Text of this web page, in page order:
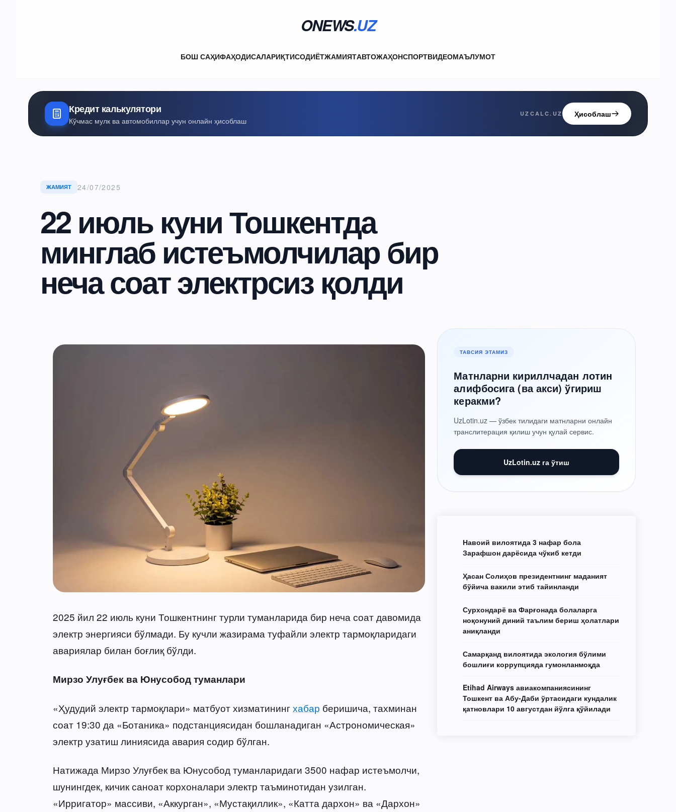
ONEWS.UZ
БОШ САҲИФАҲОДИСАЛАРИҚТИСОДИЁТЖАМИЯТАВТОЖАҲОНСПОРТВИДЕОМАЪЛУМОТ
Кредит калькулятори
Кўчмас мулк ва автомобиллар учун онлайн ҳисоблаш
UZCALC.UZ Ҳисоблаш
ЖАМИЯТ 24/07/2025
22 июль куни Тошкентда
минглаб истеъмолчилар бир
неча соат электрсиз қолди
2025 йил 22 июль куни Тошкентнинг турли туманларида бир неча соат давомида
электр энергияси бўлмади. Бу кучли жазирама туфайли электр тармоқларидаги
авариялар билан боғлиқ бўлди.
Мирзо Улуғбек ва Юнусобод туманлари
«Ҳудудий электр тармоқлари» матбуот хизматинингхабар беришича, тахминан
соат 19:30 да «Ботаника» подстанциясидан бошланадиган «Астрономическая»
электр узатиш линиясида авария содир бўлган.
Натижада Мирзо Улуғбек ва Юнусобод туманларидаги 3500 нафар истеъмолчи,
шунингдек, кичик саноат корхоналари электр таъминотидан узилган.
«Ирригатор» массиви, «Аккурган», «Мустақиллик», «Катта дархон» ва «Дархон»
ТАВСИЯ ЭТАМИЗ
Матнларни кириллчадан лотин
алифбосига (ва акси) ўгириш
керакми?
UzLotin.uz — ўзбек тилидаги матнларни онлайн
транслитерация қилиш учун қулай сервис.
UzLotin.uz га ўтиш
Навоий вилоятида 3 нафар бола
Зарафшон дарёсида чўкиб кетди
Ҳасан Солиҳов президентнинг маданият
бўйича вакили этиб тайинланди
Сурхондарё ва Фарғонада болаларга
ноқонуний диний таълим бериш ҳолатлари
аниқланди
Самарқанд вилоятида экология бўлими
бошлиғи коррупцияда гумонланмоқда
Etihad Airways авиакомпаниясининг
Тошкент ва Абу-Даби ўртасидаги кундалик
қатновлари 10 августдан йўлга қўйилади